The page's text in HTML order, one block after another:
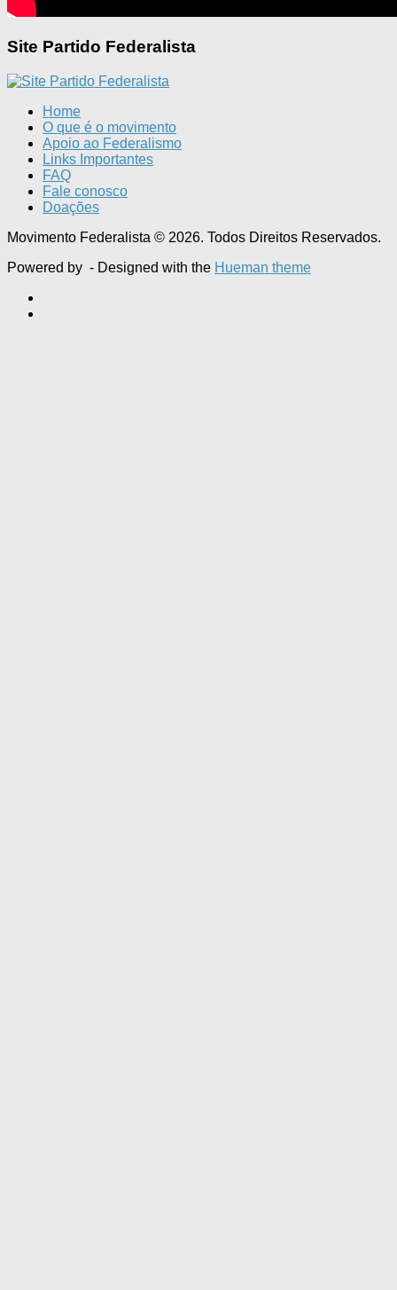
Site Partido Federalista
Home
O que é o movimento
Apoio ao Federalismo
Links Importantes
FAQ
Fale conosco
Doações
Movimento Federalista © 2026. Todos Direitos Reservados.
Powered by - Designed with the Hueman theme